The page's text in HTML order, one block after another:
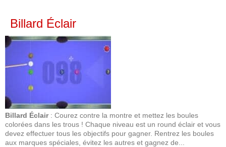
Billard Éclair
Billard Éclair: Courez contre la montre et mettez les boules
colorées dans les trous ! Chaque niveau est un round éclair et vous
devez effectuer tous les objectifs pour gagner. Rentrez les boules
aux marques spéciales, évitez les autres et gagnez de...